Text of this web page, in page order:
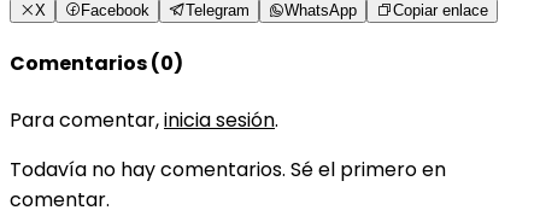
X Facebook Telegram WhatsApp Copiar enlace
Comentarios (0)
Para comentar,inicia sesión.
Todavía no hay comentarios. Sé el primero en
comentar.